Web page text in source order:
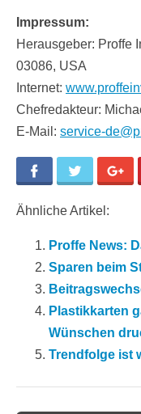
Impressum:
Herausgeber: Proffe
03086, USA
Internet:
Chefredakteur:
E-Mail: service-
Facebook Twitter
Ähnliche Artikel:
Proffe News:
Sparen beim
Plastikkarten
Wünschen
Trendfolge ist